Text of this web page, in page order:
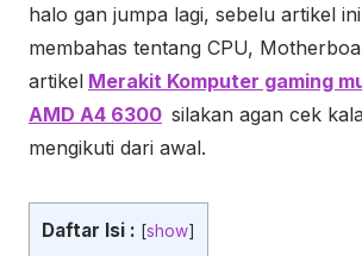
halo gan jumpa lagi, sebelu artikel
membahas tentang CPU,
artikel Merakit Komputer gaming
AMD A4 6300 silakan agan cek
mengikuti dari awal.
Daftar Isi : [show]